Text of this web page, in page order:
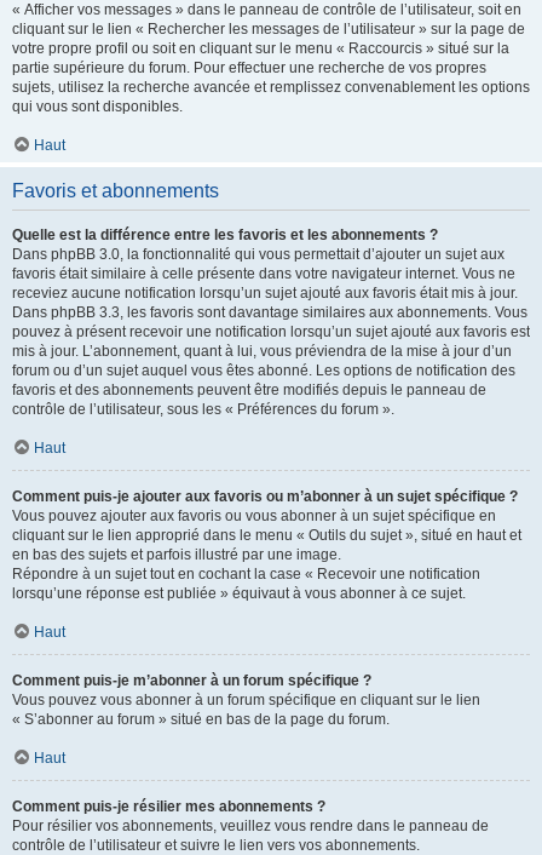
« Afficher vos messages » dans le panneau de contrôle de l’utilisateur, soit en
cliquant sur le lien « Rechercher les messages de l’utilisateur » sur la page de
votre propre profil ou soit en cliquant sur le menu « Raccourcis » situé sur la
partie supérieure du forum. Pour effectuer une recherche de vos propres
sujets, utilisez la recherche avancée et remplissez convenablement les options
qui vous sont disponibles.
Haut
Favoris et abonnements
Quelle est la différence entre les favoris et les abonnements ?
Dans phpBB 3.0, la fonctionnalité qui vous permettait d’ajouter un sujet aux
favoris était similaire à celle présente dans votre navigateur internet. Vous ne
receviez aucune notification lorsqu’un sujet ajouté aux favoris était mis à jour.
Dans phpBB 3.3, les favoris sont davantage similaires aux abonnements. Vous
pouvez à présent recevoir une notification lorsqu’un sujet ajouté aux favoris est
mis à jour. L’abonnement, quant à lui, vous préviendra de la mise à jour d’un
forum ou d’un sujet auquel vous êtes abonné. Les options de notification des
favoris et des abonnements peuvent être modifiés depuis le panneau de
contrôle de l’utilisateur, sous les « Préférences du forum ».
Haut
Comment puis-je ajouter aux favoris ou m’abonner à un sujet spécifique ?
Vous pouvez ajouter aux favoris ou vous abonner à un sujet spécifique en
cliquant sur le lien approprié dans le menu « Outils du sujet », situé en haut et
en bas des sujets et parfois illustré par une image.
Répondre à un sujet tout en cochant la case « Recevoir une notification
lorsqu’une réponse est publiée » équivaut à vous abonner à ce sujet.
Haut
Comment puis-je m’abonner à un forum spécifique ?
Vous pouvez vous abonner à un forum spécifique en cliquant sur le lien
« S’abonner au forum » situé en bas de la page du forum.
Haut
Comment puis-je résilier mes abonnements ?
Pour résilier vos abonnements, veuillez vous rendre dans le panneau de
contrôle de l’utilisateur et suivre le lien vers vos abonnements.